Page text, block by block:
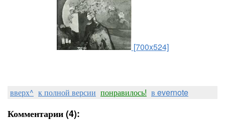
[700x524]
вверх^ к полной версии понравилось! в evernote
Комментарии (4):